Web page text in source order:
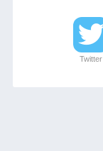
Twitter